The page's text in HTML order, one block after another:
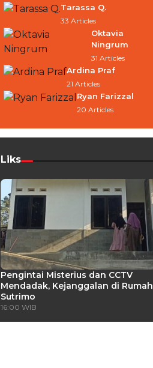
Tarassa Q.
33 Articles
Oktavia
Ningrum
31 Articles
Ardina Praf
21 Articles
Ryan Farizzal
20 Articles
Liks
Pengintai Misterius dan CCTV
Mendadak, Kejanggalan di Rumah
Sutrimo
16:00 WIB